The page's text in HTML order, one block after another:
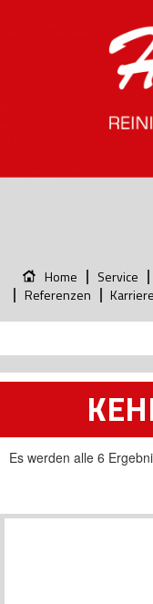
Home Service
Referenzen
Karriere
Es werden alle 6